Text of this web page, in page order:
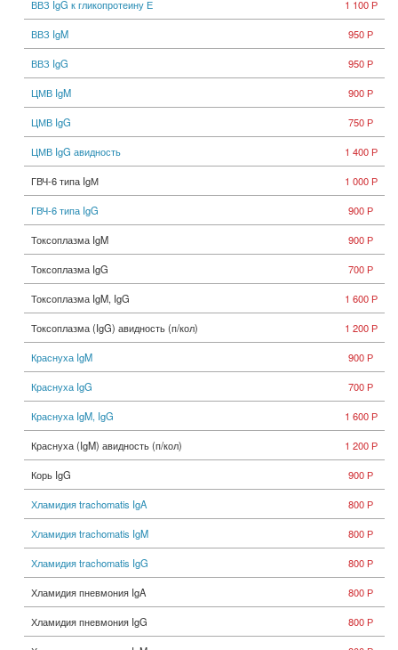
ВВЗ IgG к гликопротеину Е 1 100 Р
ВВЗ IgM 950 Р
ВВЗ IgG 950 Р
ЦМВ IgM 900 Р
ЦМВ IgG 750 Р
ЦМВ IgG авидность 1 400 Р
ГВЧ-6 типа IgМ 1 000 Р
ГВЧ-6 типа IgG 900 Р
Токсоплазма IgM 900 Р
Токсоплазма IgG 700 Р
Токсоплазма IgM, IgG 1 600 Р
Токсоплазма (IgG) авидность (п/кол) 1 200 Р
Краснуха IgM 900 Р
Краснуха IgG 700 Р
Краснуха IgM, IgG 1 600 Р
Краснуха (IgM) авидность (п/кол) 1 200 Р
Корь IgG 900 Р
Хламидия trachomatis IgA 800 Р
Хламидия trachomatis IgM 800 Р
Хламидия trachomatis IgG 800 Р
Хламидия пневмония IgA 800 Р
Хламидия пневмония IgG 800 Р